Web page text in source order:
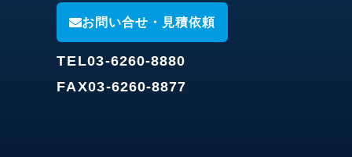
お問い合せ・見積依頼
TEL03-6260-8880
FAX03-6260-8877